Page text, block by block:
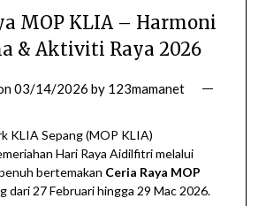
MOP KLIA – Harmoni
& Aktiviti Raya 2026
03/14/2026 by 123mamanet
KLIA Sepang (MOP KLIA)
Hari Raya Aidilfitri melalui
bertemakan Ceria Raya MOP
dari 27 Februari hingga 29 Mac 2026.